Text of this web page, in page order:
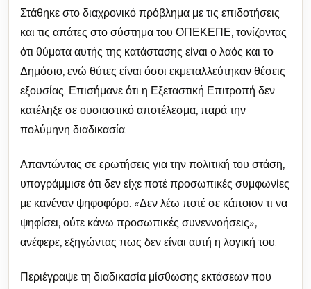
Στάθηκε στο διαχρονικό πρόβλημα με τις επιδοτήσεις
και τις απάτες στο σύστημα του ΟΠΕΚΕΠΕ, τονίζοντας
ότι θύματα αυτής της κατάστασης είναι ο λαός και το
Δημόσιο, ενώ θύτες είναι όσοι εκμεταλλεύτηκαν θέσεις
εξουσίας. Επισήμανε ότι η Εξεταστική Επιτροπή δεν
κατέληξε σε ουσιαστικό αποτέλεσμα, παρά την
πολύμηνη διαδικασία.
Απαντώντας σε ερωτήσεις για την πολιτική του στάση,
υπογράμμισε ότι δεν είχε ποτέ προσωπικές συμφωνίες
με κανέναν ψηφοφόρο. «Δεν λέω ποτέ σε κάποιον τι να
ψηφίσει, ούτε κάνω προσωπικές συνεννοήσεις»,
ανέφερε, εξηγώντας πως δεν είναι αυτή η λογική του.
Περιέγραψε τη διαδικασία μίσθωσης εκτάσεων που